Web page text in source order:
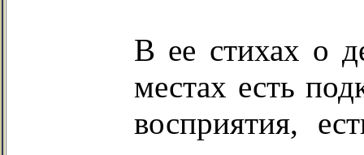
В ее стихах о
местах есть
восприятия,